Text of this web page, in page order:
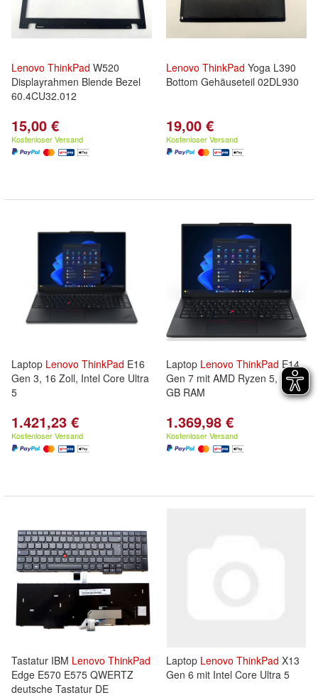
Lenovo ThinkPad W520
Displayrahmen Blende Bezel
60.4CU32.012
15,00 €
Kostenloser Versand
Lenovo ThinkPad Yoga L390
Bottom Gehäuseteil 02DL930
19,00 €
Kostenloser Versand
Laptop Lenovo ThinkPad E16
Gen 3, 16 Zoll, Intel Core Ultra
5
1.421,23 €
Kostenloser Versand
Laptop Lenovo ThinkPad E14
Gen 7 mit AMD Ryzen 5, 16
GB RAM
1.369,98 €
Kostenloser Versand
Tastatur IBM Lenovo ThinkPad
Edge E570 E575 QWERTZ
deutsche Tastatur DE
Laptop Lenovo ThinkPad X13
Gen 6 mit Intel Core Ultra 5